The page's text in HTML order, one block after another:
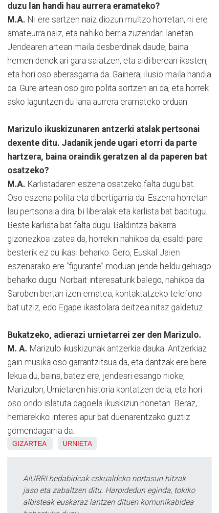
duzu lan handi hau aurrera eramateko?
M.A. Ni ere sartzen naiz diozun multzo horretan, ni ere
amateurra naiz, eta nahiko berria zuzendari lanetan.
Jendearen artean maila desberdinak daude, baina
hemen denok ari gara saiatzen, eta aldi berean ikasten,
eta hori oso aberasgarria da. Gainera, ilusio maila handia
da. Gure artean oso giro polita sortzen ari da, eta horrek
asko laguntzen du lana aurrera eramateko orduan.
Marizulo ikuskizunaren antzerki atalak pertsonai
dexente ditu. Jadanik jende ugari etorri da parte
hartzera, baina oraindik geratzen al da paperen bat
osatzeko?
M.A. Karlistadaren eszena osatzeko falta dugu bat.
Oso eszena polita eta dibertigarria da. Eszena horretan
lau pertsonaia dira; bi liberalak eta karlista bat baditugu.
Beste karlista bat falta dugu. Baldintza bakarra
gizonezkoa izatea da, horrekin nahikoa da, esaldi pare
besterik ez du ikasi beharko. Gero, Euskal Jaien
eszenarako ere “figurante” moduan jende heldu gehiago
beharko dugu. Norbait interesaturik balego, nahikoa da
Saroben bertan izen ematea, kontaktatzeko telefono
bat utziz, edo Egape ikastolara deitzea nitaz galdetuz.
Bukatzeko, adierazi urnietarrei zer den Marizulo.
M. A. Marizulo ikuskizunak antzerkia dauka. Antzerkiaz
gain musika oso garrantzitsua da, eta dantzak ere bere
lekua du, baina, batez ere, jendeari esango nioke,
Marizulon, Urnietaren historia kontatzen dela, eta hori
oso ondo islatuta dagoela ikuskizun honetan. Beraz,
herriarekiko interes apur bat duenarentzako guztiz
gomendagarria da.
GIZARTEA URNIETA
AIURRI hedabideak eskualdeko nortasun hitzak
jaso eta zabaltzen ditu. Harpidedun eginda, tokiko
albisteak euskaraz lantzen dituen komunikabidea